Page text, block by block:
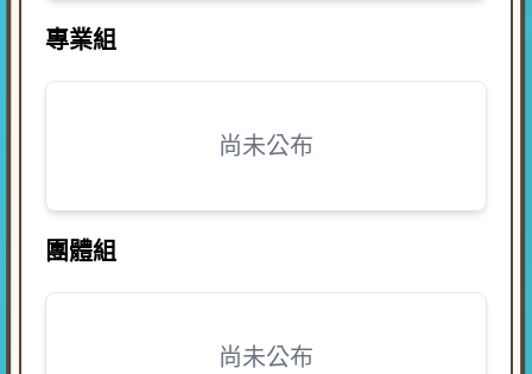
專業組
尚未公布
團體組
尚未公布